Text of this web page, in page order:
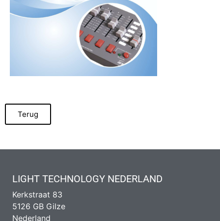
Terug
LIGHT TECHNOLOGY NEDERLAND
Kerkstraat 83
5126 GB Gilze
Nederland